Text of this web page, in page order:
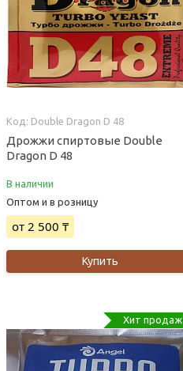
Double Dragon D 48
Дрожжи спиртовые Double
Dragon D 48
В наличии
Оптом и в розницу
от 2 500 ₸
Купить
Хит продаж